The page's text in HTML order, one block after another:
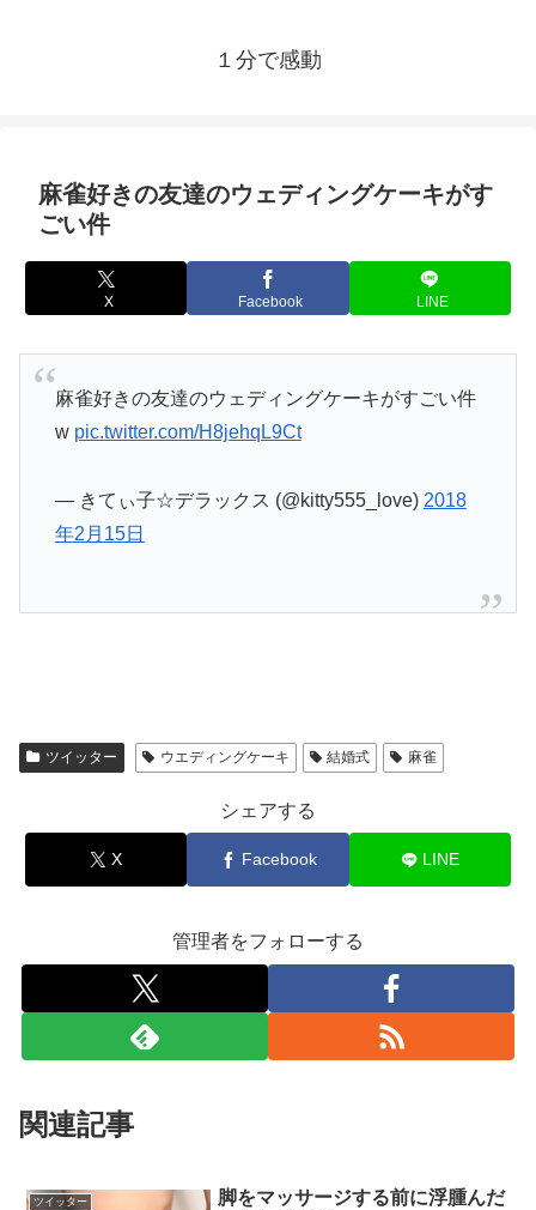
１分で感動
麻雀好きの友達のウェディングケーキがす
ごい件
X Facebook LINE
麻雀好きの友達のウェディングケーキがすごい件
w pic.twitter.com/H8jehqL9Ct
— きてぃ子☆デラックス (@kitty555_love) 2018
年2月15日
ツイッター ウエディングケーキ 結婚式 麻雀
シェアする
X Facebook LINE
管理者をフォローする
関連記事
ツイッター
脚をマッサージする前に浮腫んだ